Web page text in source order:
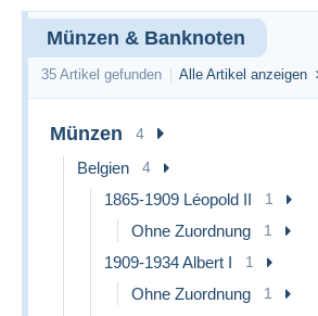
Münzen & Banknoten
35 Artikel gefunden Alle Artikel anzeigen
Münzen 4
Belgien 4
1865-1909 Léopold II 1
Ohne Zuordnung 1
1909-1934 Albert I 1
Ohne Zuordnung 1